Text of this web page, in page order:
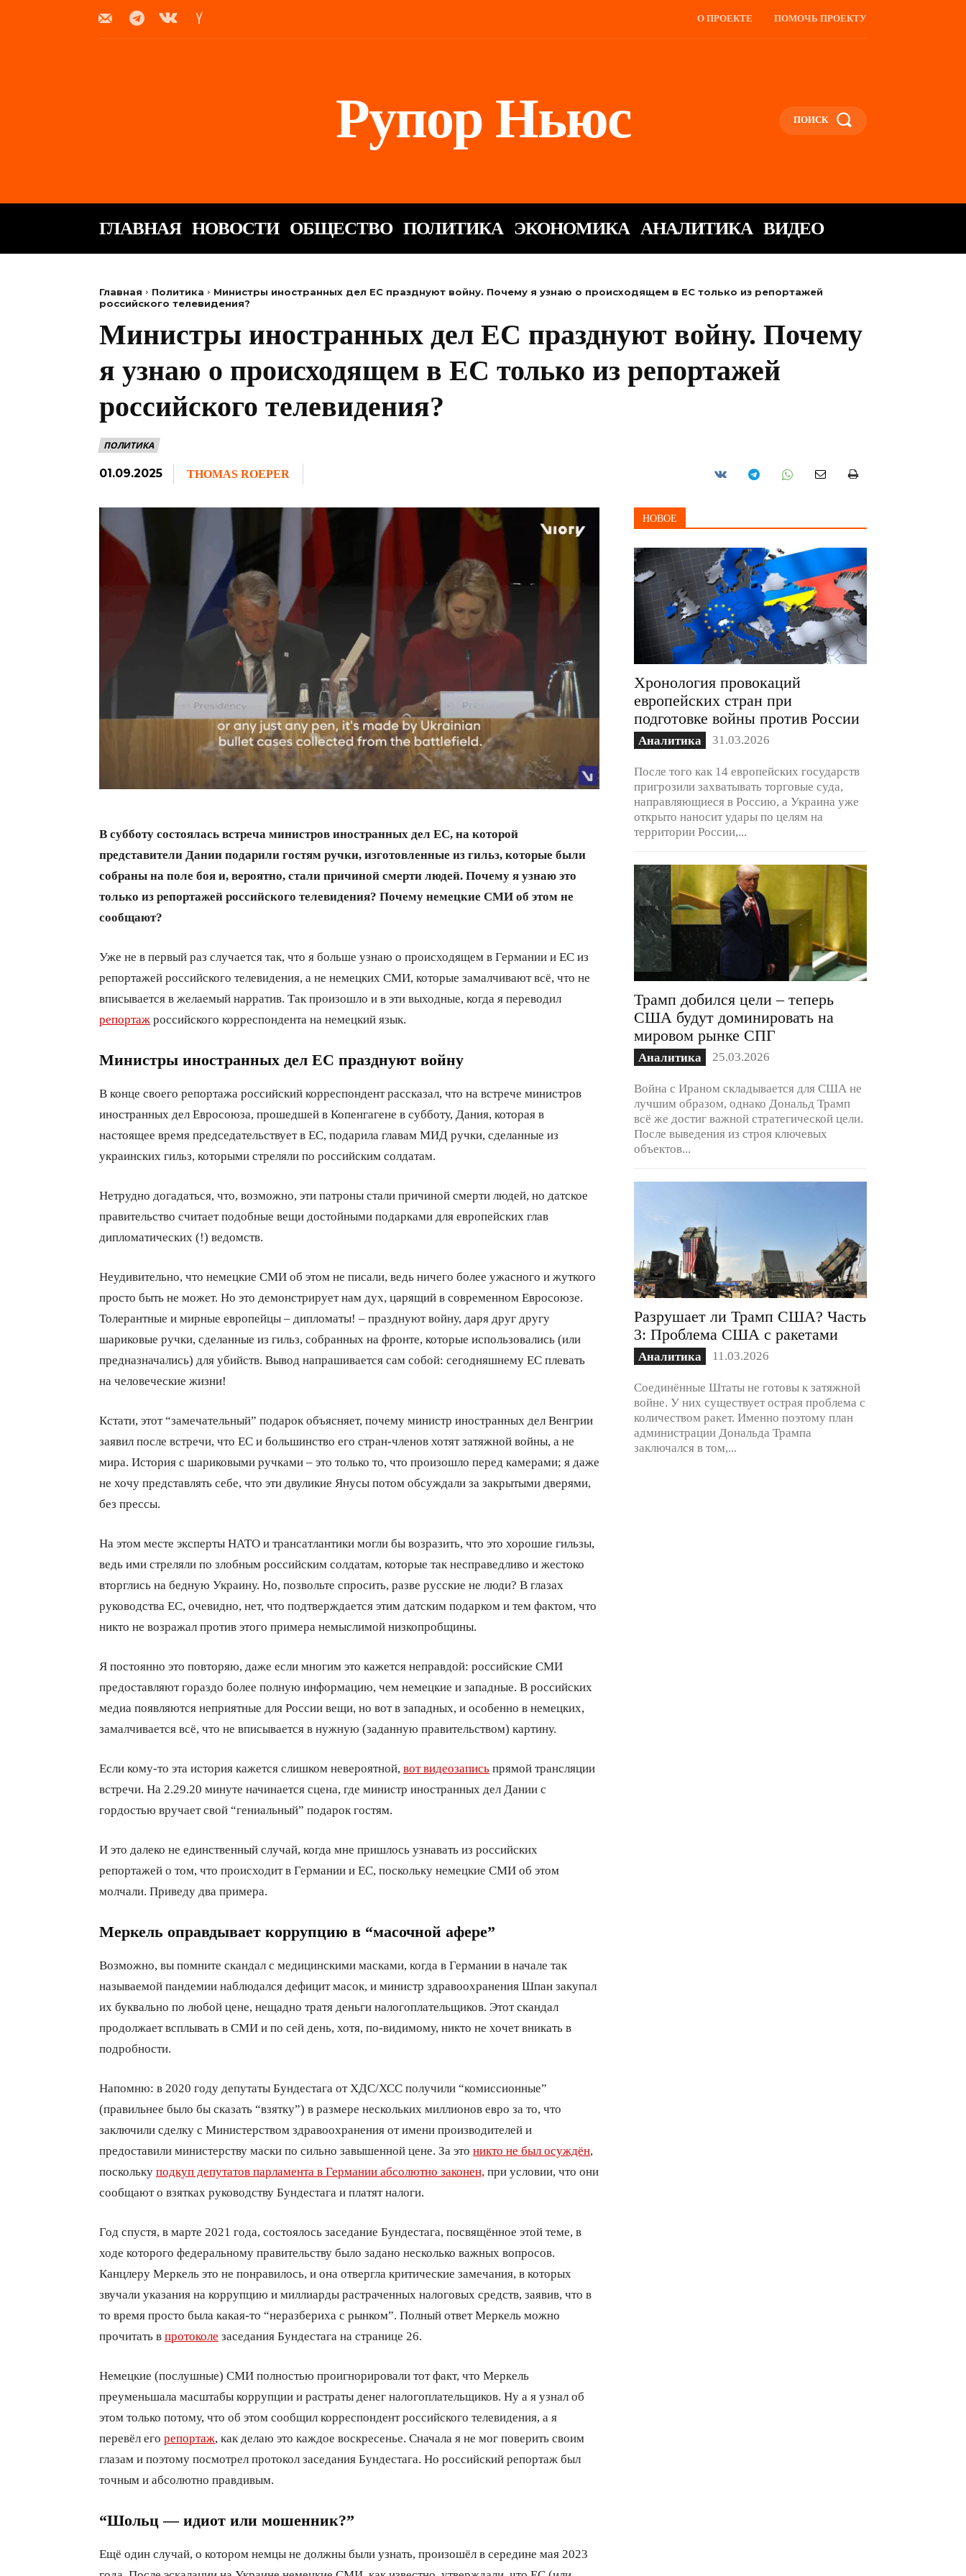
О ПРОЕКТЕ ПОМОЧЬ ПРОЕКТУ
Рупор Ньюс ПОИСК
ГЛАВНАЯ НОВОСТИ ОБЩЕСТВО ПОЛИТИКА ЭКОНОМИКА АНАЛИТИКА ВИДЕО
Главная Политика
Министры иностранных дел ЕС празднуют войну. Почему я узнаю о происходящем в ЕС только из репортажей
российского телевидения?
Министры иностранных дел ЕС празднуют войну. Почему
я узнаю о происходящем в ЕС только из репортажей
российского телевидения?
ПОЛИТИКА
01.09.2025 THOMAS ROEPER
В субботу состоялась встреча министров иностранных дел ЕС, на которой
представители Дании подарили гостям ручки, изготовленные из гильз, которые были
собраны на поле боя и, вероятно, стали причиной смерти людей. Почему я узнаю это
только из репортажей российского телевидения? Почему немецкие СМИ об этом не
сообщают?
Уже не в первый раз случается так, что я больше узнаю о происходящем в Германии и ЕС из
репортажей российского телевидения, а не немецких СМИ, которые замалчивают всё, что не
вписывается в желаемый нарратив. Так произошло и в эти выходные, когда я переводил
репортаж российского корреспондента на немецкий язык.
Министры иностранных дел ЕС празднуют войну
В конце своего репортажа российский корреспондент рассказал, что на встрече министров
иностранных дел Евросоюза, прошедшей в Копенгагене в субботу, Дания, которая в
настоящее время председательствует в ЕС, подарила главам МИД ручки, сделанные из
украинских гильз, которыми стреляли по российским солдатам.
Нетрудно догадаться, что, возможно, эти патроны стали причиной смерти людей, но датское
правительство считает подобные вещи достойными подарками для европейских глав
дипломатических (!) ведомств.
Неудивительно, что немецкие СМИ об этом не писали, ведь ничего более ужасного и жуткого
просто быть не может. Но это демонстрирует нам дух, царящий в современном Евросоюзе.
Толерантные и мирные европейцы – дипломаты! – празднуют войну, даря друг другу
шариковые ручки, сделанные из гильз, собранных на фронте, которые использовались (или
предназначались) для убийств. Вывод напрашивается сам собой: сегодняшнему ЕС плевать
на человеческие жизни!
Кстати, этот “замечательный” подарок объясняет, почему министр иностранных дел Венгрии
заявил после встречи, что ЕС и большинство его стран-членов хотят затяжной войны, а не
мира. История с шариковыми ручками – это только то, что произошло перед камерами; я даже
не хочу представлять себе, что эти двуликие Янусы потом обсуждали за закрытыми дверями,
без прессы.
На этом месте эксперты НАТО и трансатлантики могли бы возразить, что это хорошие гильзы,
ведь ими стреляли по злобным российским солдатам, которые так несправедливо и жестоко
вторглись на бедную Украину. Но, позвольте спросить, разве русские не люди? В глазах
руководства ЕС, очевидно, нет, что подтверждается этим датским подарком и тем фактом, что
никто не возражал против этого примера немыслимой низкопробщины.
Я постоянно это повторяю, даже если многим это кажется неправдой: российские СМИ
предоставляют гораздо более полную информацию, чем немецкие и западные. В российских
медиа появляются неприятные для России вещи, но вот в западных, и особенно в немецких,
замалчивается всё, что не вписывается в нужную (заданную правительством) картину.
Если кому-то эта история кажется слишком невероятной, вот видеозапись прямой трансляции
встречи. На 2.29.20 минуте начинается сцена, где министр иностранных дел Дании с
гордостью вручает свой “гениальный” подарок гостям.
И это далеко не единственный случай, когда мне пришлось узнавать из российских
репортажей о том, что происходит в Германии и ЕС, поскольку немецкие СМИ об этом
молчали. Приведу два примера.
Меркель оправдывает коррупцию в “масочной афере”
Возможно, вы помните скандал с медицинскими масками, когда в Германии в начале так
называемой пандемии наблюдался дефицит масок, и министр здравоохранения Шпан закупал
их буквально по любой цене, нещадно тратя деньги налогоплательщиков. Этот скандал
продолжает всплывать в СМИ и по сей день, хотя, по-видимому, никто не хочет вникать в
подробности.
Напомню: в 2020 году депутаты Бундестага от ХДС/ХСС получили “комиссионные”
(правильнее было бы сказать “взятку”) в размере нескольких миллионов евро за то, что
заключили сделку с Министерством здравоохранения от имени производителей и
предоставили министерству маски по сильно завышенной цене. За это никто не был осуждён
поскольку подкуп депутатов парламента в Германии абсолютно законен, при условии, что они
сообщают о взятках руководству Бундестага и платят налоги.
Год спустя, в марте 2021 года, состоялось заседание Бундестага, посвящённое этой теме, в
ходе которого федеральному правительству было задано несколько важных вопросов.
Канцлеру Меркель это не понравилось, и она отвергла критические замечания, в которых
звучали указания на коррупцию и миллиарды растраченных налоговых средств, заявив, что в
то время просто была какая-то “неразбериха с рынком”. Полный ответ Меркель можно
прочитать в протоколе заседания Бундестага на странице 26.
Немецкие (послушные) СМИ полностью проигнорировали тот факт, что Меркель
преуменьшала масштабы коррупции и растраты денег налогоплательщиков. Ну а я узнал об
этом только потому, что об этом сообщил корреспондент российского телевидения, а я
перевёл его репортаж , как делаю это каждое воскресенье. Сначала я не мог поверить своим
глазам и поэтому посмотрел протокол заседания Бундестага. Но российский репортаж был
точным и абсолютно правдивым.
“Шольц — идиот или мошенник?”
Ещё один случай, о котором немцы не должны были узнать, произошёл в середине мая 2023
НОВОЕ
Хронология провокаций
европейских стран при
подготовке войны против России
Аналитика 31.03.2026
После того как 14 европейских государств
пригрозили захватывать торговые суда,
направляющиеся в Россию, а Украина уже
открыто наносит удары по целям на
территории России,...
Трамп добился цели – теперь
США будут доминировать на
мировом рынке СПГ
Аналитика 25.03.2026
Война с Ираном складывается для США не
лучшим образом, однако Дональд Трамп
всё же достиг важной стратегической цели.
После выведения из строя ключевых
объектов...
Разрушает ли Трамп США? Часть
3: Проблема США с ракетами
Аналитика 11.03.2026
Соединённые Штаты не готовы к затяжной
войне. У них существует острая проблема с
количеством ракет. Именно поэтому план
администрации Дональда Трампа
заключался в том,...